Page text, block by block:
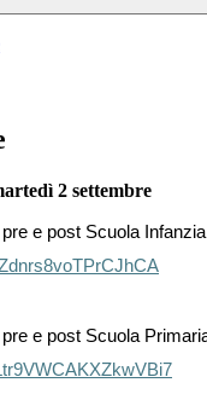
2 settembre
e post Scuola
e post Scuola